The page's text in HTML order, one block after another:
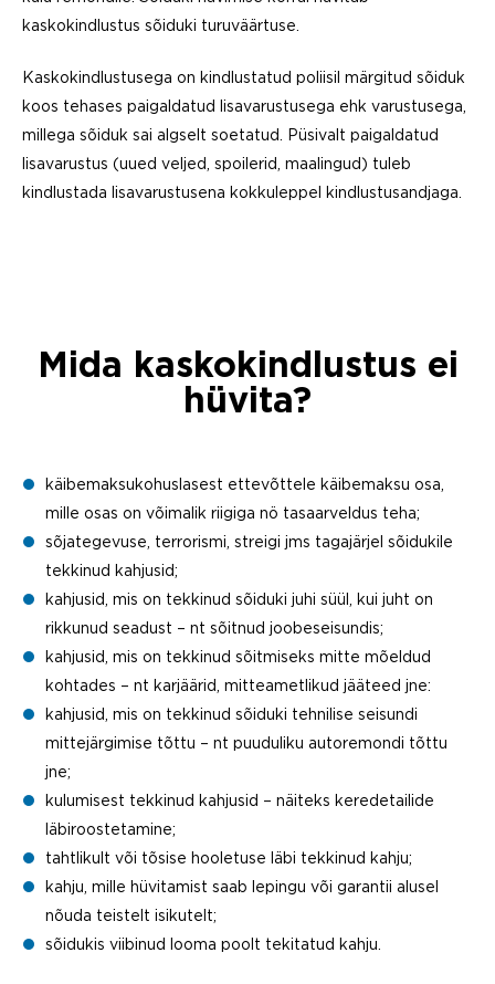
kaskokindlustus sõiduki turuväärtuse.
Kaskokindlustusega on kindlustatud poliisil märgitud sõiduk
koos tehases paigaldatud lisavarustusega ehk varustusega,
millega sõiduk sai algselt soetatud. Püsivalt paigaldatud
lisavarustus (uued veljed, spoilerid, maalingud) tuleb
kindlustada lisavarustusena kokkuleppel kindlustusandjaga.
Mida kaskokindlustus ei
hüvita?
käibemaksukohuslasest ettevõttele käibemaksu osa,
mille osas on võimalik riigiga nö tasaarveldus teha;
sõjategevuse, terrorismi, streigi jms tagajärjel sõidukile
tekkinud kahjusid;
kahjusid, mis on tekkinud sõiduki juhi süül, kui juht on
rikkunud seadust – nt sõitnud joobeseisundis;
kahjusid, mis on tekkinud sõitmiseks mitte mõeldud
kohtades – nt karjäärid, mitteametlikud jääteed jne:
kahjusid, mis on tekkinud sõiduki tehnilise seisundi
mittejärgimise tõttu – nt puuduliku autoremondi tõttu
jne;
kulumisest tekkinud kahjusid – näiteks keredetailide
läbiroostetamine;
tahtlikult või tõsise hooletuse läbi tekkinud kahju;
kahju, mille hüvitamist saab lepingu või garantii alusel
nõuda teistelt isikutelt;
sõidukis viibinud looma poolt tekitatud kahju.